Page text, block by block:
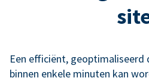
Een efficiënt,
binnen enkele minuten kan